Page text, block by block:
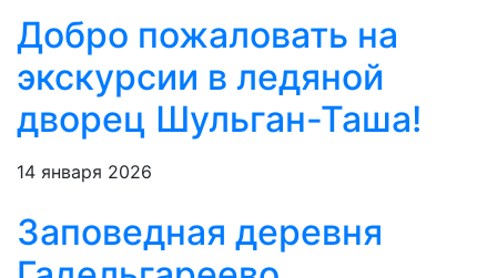
Добро пожаловать на
экскурсии в ледяной
дворец Шульган-Таша!
14 января 2026
Заповедная деревня